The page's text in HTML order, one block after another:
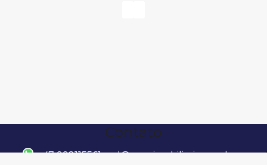
Contato
47 992115561raul@wowimobiliaria.com.br